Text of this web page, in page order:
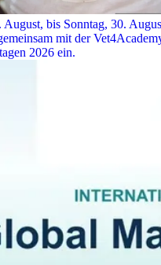
August, bis Sonntag, 30.
mit der
2026 ein.